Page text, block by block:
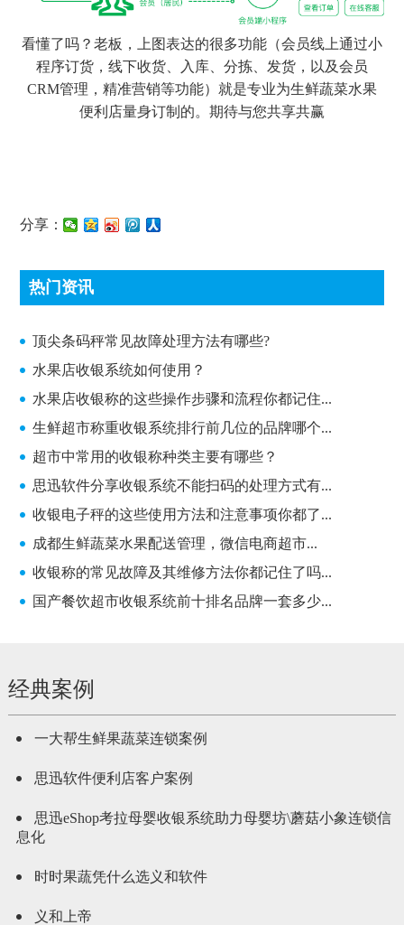
看懂了吗？老板，上图表达的很多功能（会员线上通过小
程序订货，线下收货、入库、分拣、发货，以及会员
CRM管理，精准营销等功能）就是专业为生鲜蔬菜水果
便利店量身订制的。期待与您共享共赢
分享：
热门资讯
顶尖条码秤常见故障处理方法有哪些?
顶尖条码秤常见故障处理方法有哪些?
水果店收银系统如何使用？
水果店收银称的这些操作步骤和流程你都记住...
生鲜超市称重收银系统排行前几位的品牌哪个...
超市中常用的收银称种类主要有哪些？
思迅软件分享收银系统不能扫码的处理方式有...
收银电子秤的这些使用方法和注意事项你都了...
成都生鲜蔬菜水果配送管理，微信电商超市...
收银称的常见故障及其维修方法你都记住了吗...
国产餐饮超市收银系统前十排名品牌一套多少...
经典案例
一大帮生鲜果蔬菜连锁案例
思迅软件便利店客户案例
思迅eShop考拉母婴收银系统助力母婴坊\蘑菇小象连锁信
息化
时时果蔬凭什么选义和软件
义和上帝